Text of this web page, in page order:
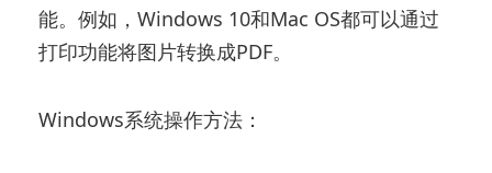
能。例如，Windows 10和Mac OS都可以通过
打印功能将图片转换成PDF。
Windows系统操作方法：